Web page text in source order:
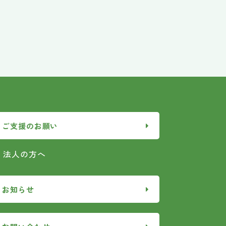
ご支援のお願い
法人の方へ
お知らせ